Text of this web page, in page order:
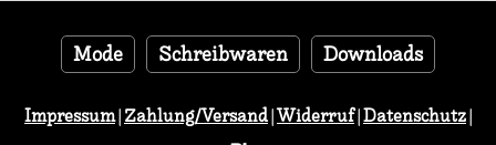
Mode Schreibwaren Downloads
Impressum|Zahlung/Versand|Widerruf|Datenschutz|